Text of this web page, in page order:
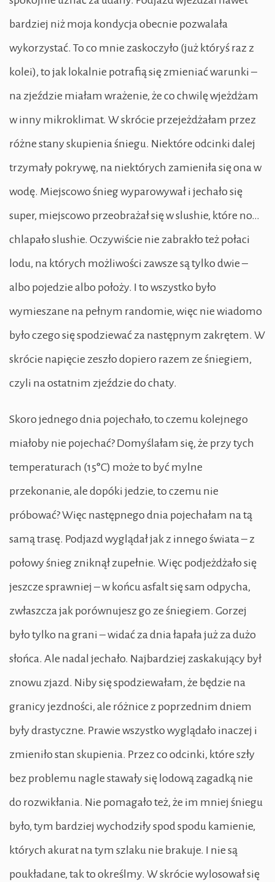
bardziej niż moja kondycja obecnie pozwalała
wykorzystać. To co mnie zaskoczyło (już któryś raz z
kolei), to jak lokalnie potrafią się zmieniać warunki –
na zjeździe miałam wrażenie, że co chwilę wjeżdżam
w inny mikroklimat. W skrócie przejeżdżałam przez
różne stany skupienia śniegu. Niektóre odcinki dalej
trzymały pokrywę, na niektórych zamieniła się ona w
wodę. Miejscowo śnieg wyparowywał i jechało się
super, miejscowo przeobrażał się w slushie, które no…
chlapało slushie. Oczywiście nie zabrakło też połaci
lodu, na których możliwości zawsze są tylko dwie –
albo pojedzie albo położy. I to wszystko było
wymieszane na pełnym randomie, więc nie wiadomo
było czego się spodziewać za następnym zakrętem. W
skrócie napięcie zeszło dopiero razem ze śniegiem,
czyli na ostatnim zjeździe do chaty.
Skoro jednego dnia pojechało, to czemu kolejnego
miałoby nie pojechać? Domyślałam się, że przy tych
temperaturach (15°C) może to być mylne
przekonanie, ale dopóki jedzie, to czemu nie
próbować? Więc następnego dnia pojechałam na tą
samą trasę. Podjazd wyglądał jak z innego świata – z
połowy śnieg zniknął zupełnie. Więc podjeżdżało się
jeszcze sprawniej – w końcu asfalt się sam odpycha,
zwłaszcza jak porównujesz go ze śniegiem. Gorzej
było tylko na grani – widać za dnia łapała już za dużo
słońca. Ale nadal jechało. Najbardziej zaskakujący był
znowu zjazd. Niby się spodziewałam, że będzie na
granicy jezdności, ale różnice z poprzednim dniem
były drastyczne. Prawie wszystko wyglądało inaczej i
zmieniło stan skupienia. Przez co odcinki, które szły
bez problemu nagle stawały się lodową zagadką nie
do rozwikłania. Nie pomagało też, że im mniej śniegu
było, tym bardziej wychodziły spod spodu kamienie,
których akurat na tym szlaku nie brakuje. I nie są
poukładane, tak to określmy. W skrócie wylosował się